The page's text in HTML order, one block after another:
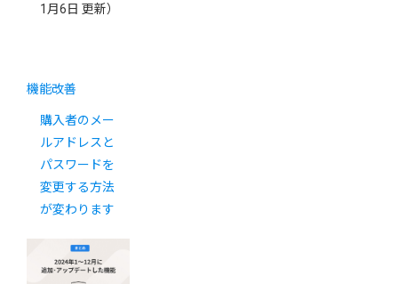
1月6日 更新）
機能改善
購入者のメー
ルアドレスと
パスワードを
変更する方法
が変わります